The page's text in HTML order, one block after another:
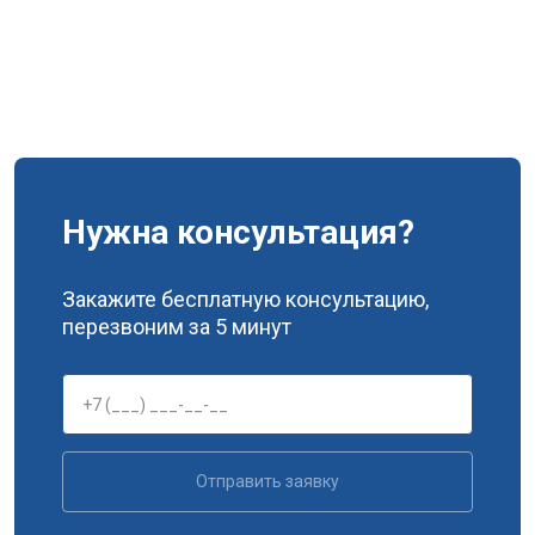
Нужна консультация?
Закажите бесплатную консультацию,
перезвоним за 5 минут
Отправить заявку